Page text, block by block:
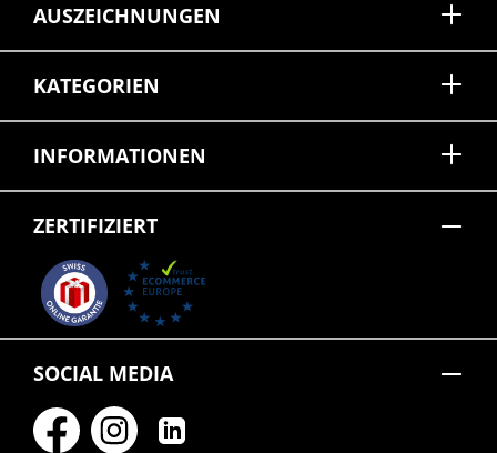
AUSZEICHNUNGEN
KATEGORIEN
INFORMATIONEN
ZERTIFIZIERT
SOCIAL MEDIA